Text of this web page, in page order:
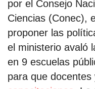
descargables
el surti
acerca
blog
por el Consejo
Ciencias (Conec),
proponer las
el ministerio avaló
en 9 escuelas
para que